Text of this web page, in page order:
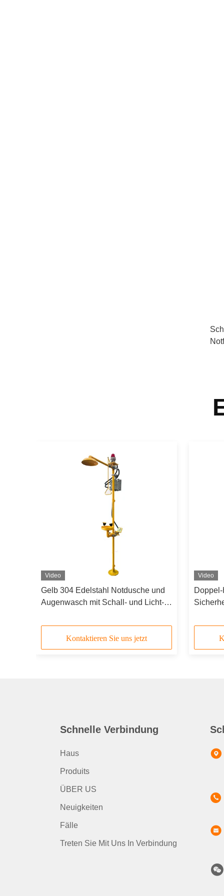
Video
Gelb 304 Edelstahl Notdusche und
Augenwasch mit Schall- und Licht-
Kontaktieren Sie uns jetzt
Video
Schnelle Verbindung
Haus
Produits
ÜBER US
Neuigkeiten
Fälle
Treten Sie Mit Uns In Verbindung